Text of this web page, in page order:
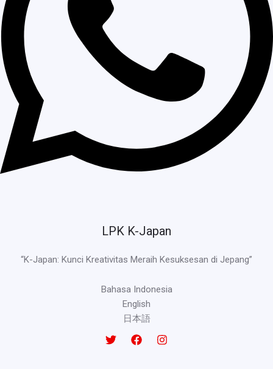
LPK K-Japan
“K-Japan: Kunci Kreativitas Meraih Kesuksesan di Jepang”
Bahasa Indonesia
English
日本語